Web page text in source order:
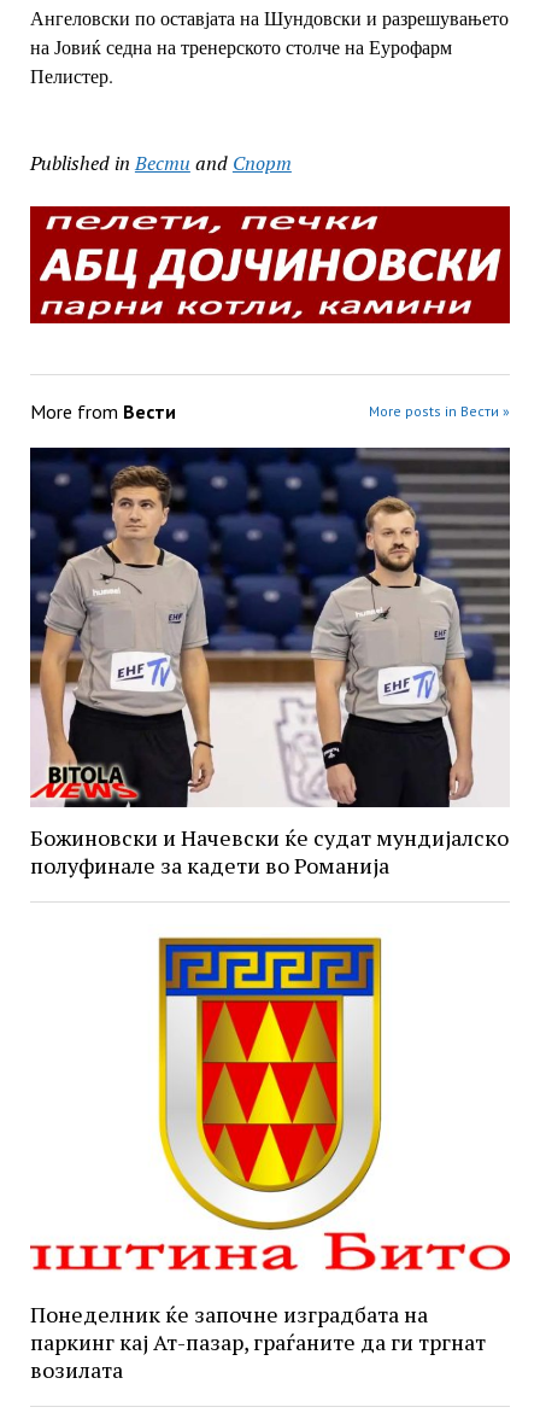
Ангеловски по оставјата на Шундовски и разрешувањето
на Јовиќ седна на тренерското столче на Еурофарм
Пелистер.
Published in Вести and Спорт
More from Вести More posts in Вести »
Божиновски и Начевски ќе судат мундијалско
полуфинале за кадети во Романија
Понеделник ќе започне изградбата на
паркинг кај Ат-пазар, граѓаните да ги тргнат
возилата